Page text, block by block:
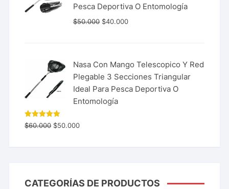
Pesca Deportiva O Entomología
$50.000 $40.000
Nasa Con Mango Telescopico Y Red
Plegable 3 Secciones Triangular
Ideal Para Pesca Deportiva O
Entomología
Valorado
con 5.00
$60.000 $50.000
CATEGORÍAS DE PRODUCTOS